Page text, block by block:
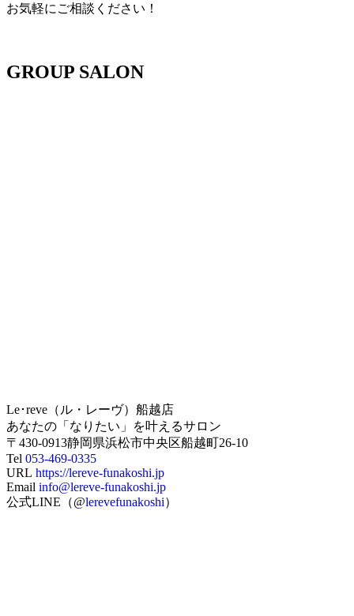
お気軽にご相談ください！
GROUP SALON
Le･reve（ル・レーヴ）船越店
あなたの「なりたい」を叶えるサロン
〒430-0913静岡県浜松市中央区船越町26-10
Tel 053-469-0335
URL https://lereve-funakoshi.jp
Email info@lereve-funakoshi.jp
公式LINE（@lerevefunakoshi）